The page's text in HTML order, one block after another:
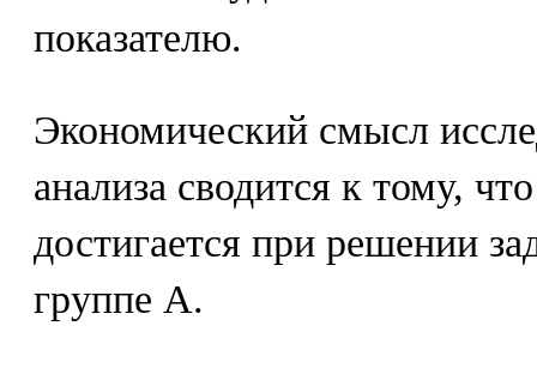
показателю.
Экономический смысл
анализа сводится к тому,
достигается при решении
группе А.